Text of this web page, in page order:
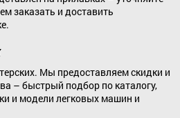
заказать и доставить
Мы предоставляем скидки и
– быстрый подбор по каталогу,
и модели легковых машин и